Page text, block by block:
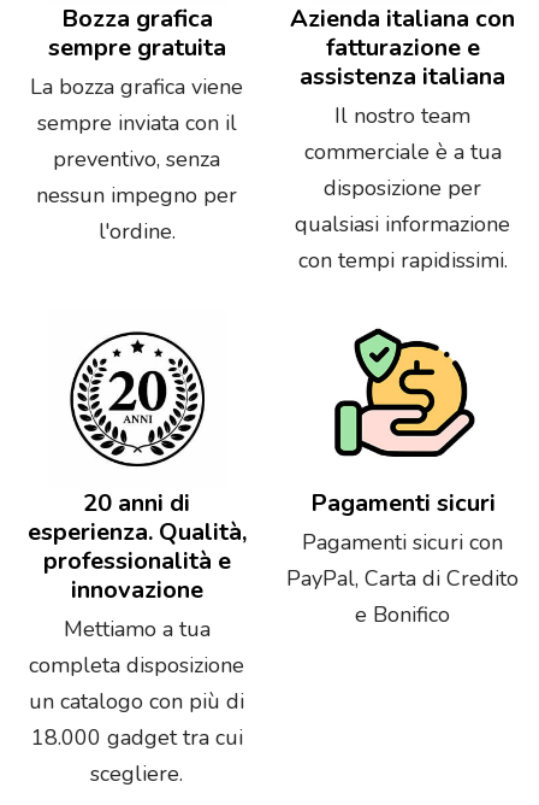
Bozza grafica
sempre gratuita
La bozza grafica viene
sempre inviata con il
preventivo, senza
nessun impegno per
l'ordine.
Azienda italiana con
fatturazione e
assistenza italiana
Il nostro team
commerciale è a tua
disposizione per
qualsiasi informazione
con tempi rapidissimi.
20 anni di
esperienza. Qualità,
professionalità e
innovazione
Mettiamo a tua
completa disposizione
un catalogo con più di
18.000 gadget tra cui
scegliere.
Pagamenti sicuri
Pagamenti sicuri con
PayPal, Carta di Credito
e Bonifico